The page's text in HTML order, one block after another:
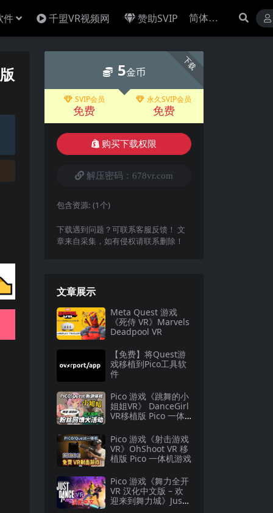
件 千盟VR视频网 赞助SVIP
下载
5金币
SVIP会员
免费
永久SVIP会员
免费
购买下载权限
解压密码：678vr.com
包含资源: (1个)
下载遇到问题？可联系客服反馈！ 文
章来自采集，如有侵权请联系删除！
文章展示
Meta Quest 游戏
《死侍 VR》Marvels
Deadpool VR
【免费】将Quest游
戏移植到Pico工具软
件
Pico 游戏《跳舞的小
姐姐VR》 DanceGirl
VR移植版 Pico 一体
Pico 游戏《射击游戏
VR》OhShoot VR 移
植版 Pico 一体机游戏
Pico 游戏《舞力全开
VR 汉化中文版 – 欢
迎来到舞力城》Just